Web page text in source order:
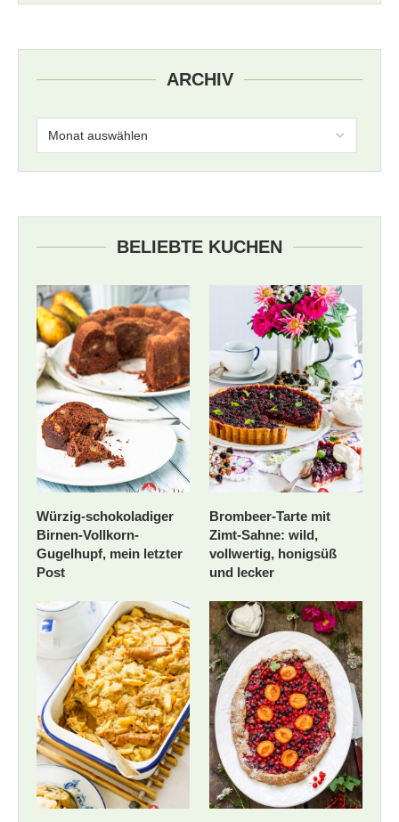
ARCHIV
BELIEBTE KUCHEN
Würzig-schokoladiger
Birnen-Vollkorn-
Gugelhupf, mein letzter
Post
Brombeer-Tarte mit
Zimt-Sahne: wild,
vollwertig, honigsüß
und lecker